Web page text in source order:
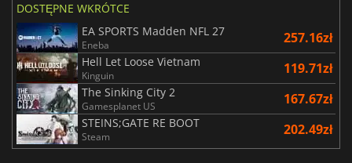
DOSTĘPNE WKRÓTCE
EA SPORTS Madden NFL 27
Eneba 257.16zł
Hell Let Loose Vietnam
Kinguin 119.71zł
The Sinking City 2
Gamesplanet US 167.67zł
STEINS;GATE RE BOOT
Steam 202.49zł